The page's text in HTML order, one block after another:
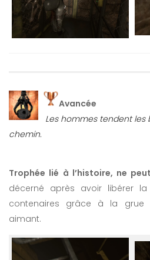
Avancée
Les hommes tendent les
chemin.
Trophée lié à l’histoire, ne
décerné après avoir libérer
contenaires grâce à la grue
aimant.